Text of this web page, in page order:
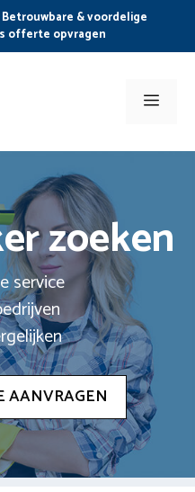
& voordelige
offerte opvragen
Menu
zoeken
service
AANVRAGEN